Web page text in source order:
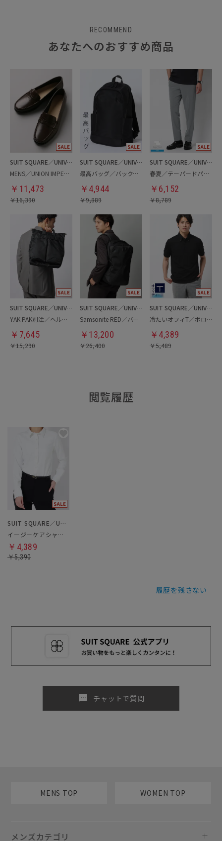
RECOMMEND
あなたへのおすすめ商品
SUIT SQUARE／UNIVERSAL LANGUAGE
MENS／UNION IMPERIAL監修／コインローファー
￥ 11,473
￥16,390
SUIT SQUARE／UNIVERSAL LANGUAGE
最高バッグ／バックパック
￥ 4,944
￥9,889
SUIT SQUARE／UNIVERSAL LANGUAGE
春夏／テーパードパンツ
￥ 6,152
￥8,789
SUIT SQUARE／UNIVERSAL LANGUAGE
YAK PAK別注／ヘルメットバッグ
￥ 7,645
￥15,290
SUIT SQUARE／UNIVERSAL LANGUAGE
Samsonite RED／バックパック
￥ 13,200
￥26,400
SUIT SQUARE／UNIVERSAL LANGUAGE
冷たいオフィT／ポロシャツ
￥ 4,389
￥5,489
閲覧履歴
SUIT SQUARE／UNIVERSAL LANGUAGE／WHITE
イージーケアシャツ・ブラウス
￥4,389
￥5,390
履歴を残さない
sms チャットで質問
MENS TOP WOMEN TOP
メンズカテゴリ